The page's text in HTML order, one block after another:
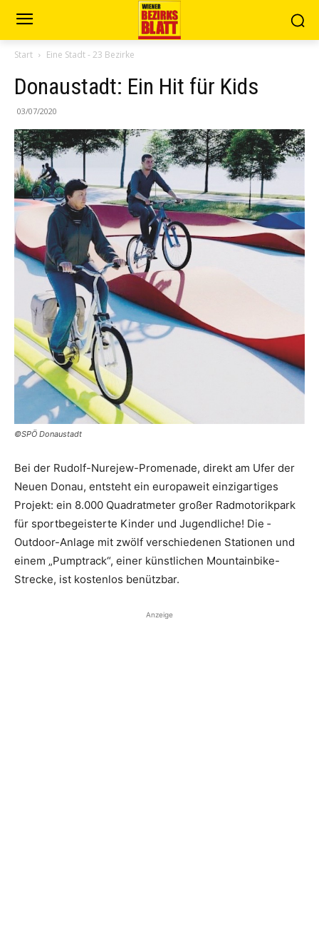
Start Eine Stadt - 23 Bezirke
Donaustadt: Ein Hit für Kids
03/07/2020
©SPÖ Donaustadt
Bei der Rudolf-­Nurejew-Promenade, ­direkt am Ufer der
Neuen Donau, entsteht ein europaweit einzigar­tiges
Projekt: ein 8.000 Quadratmeter großer Radmotorikpark
für sportbegeisterte Kinder und Jugendliche! Die ­
Outdoor-Anlage mit zwölf verschiedenen Stationen und
einem „Pumptrack“, einer künstlichen Mountainbike-
Strecke, ist kostenlos benützbar.
Anzeige